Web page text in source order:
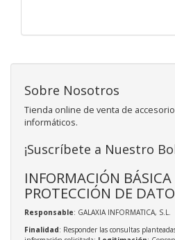
Sobre Nosotros
Tienda online de venta de
informáticos.
¡Suscríbete a Nuestro
INFORMACIÓN BÁSICA
PROTECCIÓN DE
Responsable: GALAXIA INFORMATICA, S.L.
Finalidad: Responder las consultas